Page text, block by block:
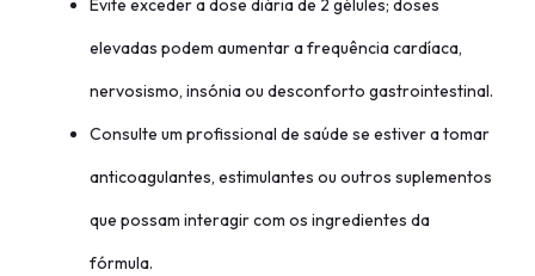
Evite exceder a dose diária de 2 gélules; doses
elevadas podem aumentar a frequência cardíaca,
nervosismo, insónia ou desconforto gastrointestinal.
Consulte um profissional de saúde se estiver a tomar
anticoagulantes, estimulantes ou outros suplementos
que possam interagir com os ingredientes da
fórmula.